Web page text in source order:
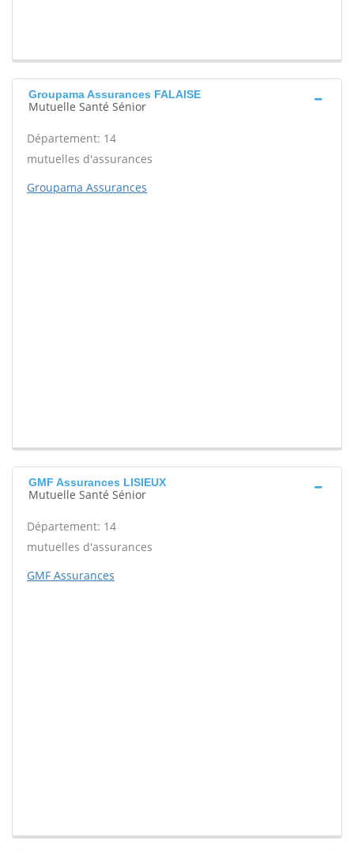
Groupama Assurances FALAISE
Mutuelle Santé Sénior
Département: 14
mutuelles d'assurances
Groupama Assurances
GMF Assurances LISIEUX
Mutuelle Santé Sénior
Département: 14
mutuelles d'assurances
GMF Assurances